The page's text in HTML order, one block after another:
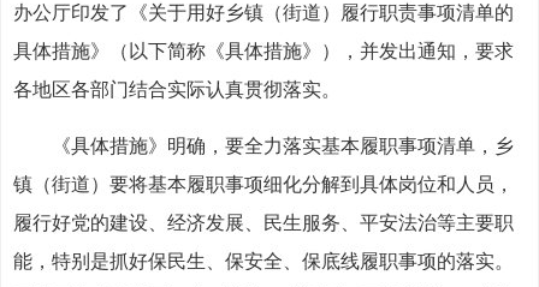
办公厅印发了《关于用好乡镇（街道）履行职责事项清单的
具体措施》（以下简称《具体措施》），并发出通知，要求
各地区各部门结合实际认真贯彻落实。
《具体措施》明确，要全力落实基本履职事项清单，乡
镇（街道）要将基本履职事项细化分解到具体岗位和人员，
履行好党的建设、经济发展、民生服务、平安法治等主要职
能，特别是抓好保民生、保安全、保底线履职事项的落实。